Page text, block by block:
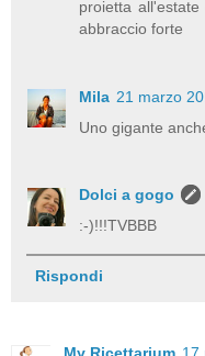
proietta
abbraccio forte
Mila 21 marzo
Uno gigante
Dolci a gogo
:-)!!!TVBBB
Rispondi
My Ricettarium 17